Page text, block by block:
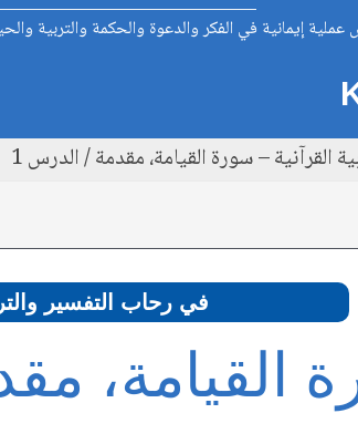
إيمانية في الفكر والدعوة والحكمة والتربية
القرآنية – سورة القيامة، مقدمة / الدرس 1
في رحاب التفسير
القيامة،